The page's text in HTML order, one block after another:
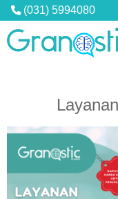
(031) 5994080
PROFIL
Granostic Diagnostic
Granostic Medical
Hubungi Kami